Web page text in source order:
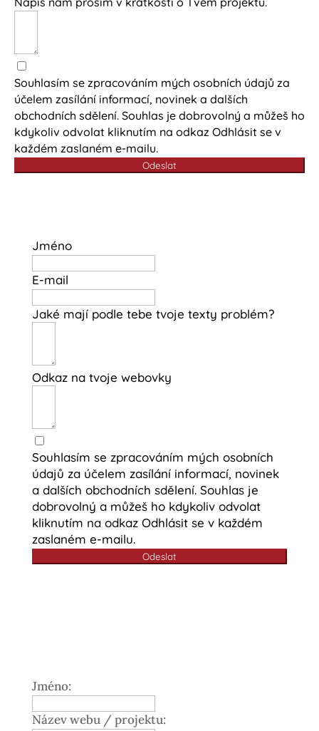
Souhlasím se zpracováním mých osobních údajů za
účelem zasílání informací, novinek a dalších
obchodních sdělení. Souhlas je dobrovolný a můžeš ho
kdykoliv odvolat kliknutím na odkaz Odhlásit se v
každém zaslaném e-mailu.
Odeslat
Jméno
E-mail
Jaké mají podle tebe tvoje texty problém?
Odkaz na tvoje webovky
Souhlasím se zpracováním mých osobních
údajů za účelem zasílání informací, novinek
a dalších obchodních sdělení. Souhlas je
dobrovolný a můžeš ho kdykoliv odvolat
kliknutím na odkaz Odhlásit se v každém
zaslaném e-mailu.
Odeslat
Jméno:
Název webu / projektu: